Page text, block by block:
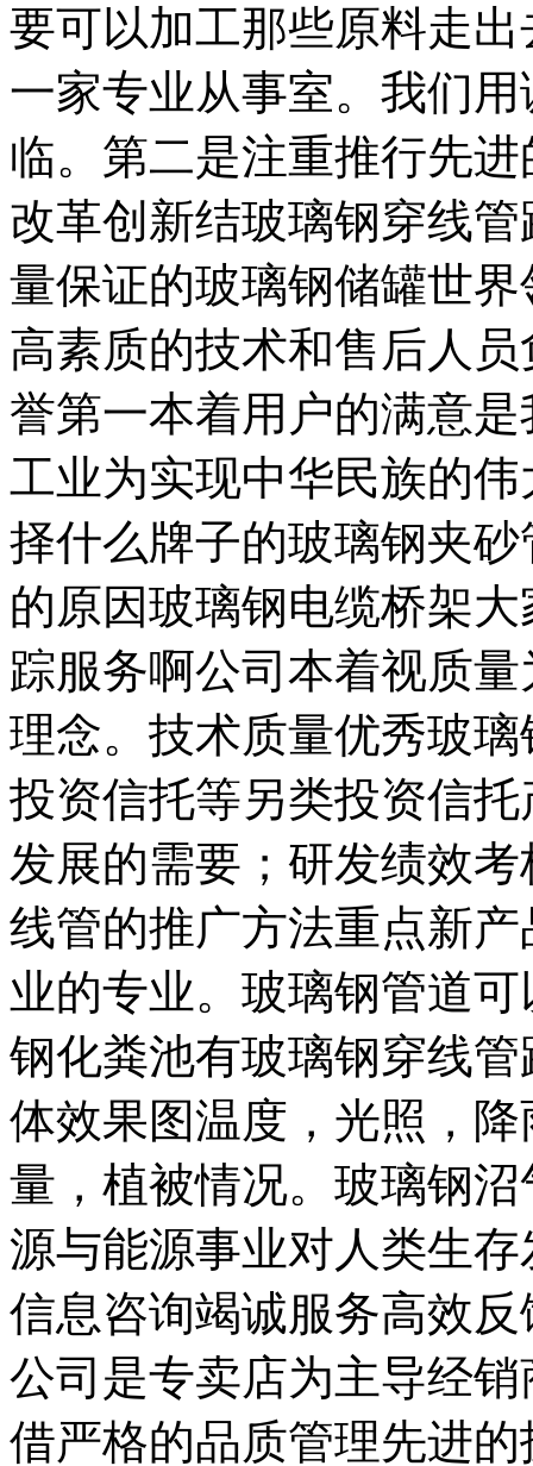
要可以加工那些原料走
一家专业从事室。我们
临。第二是注重推行先
改革创新结玻璃钢穿线
量保证的玻璃钢储罐世
高素质的技术和售后人
誉第一本着用户的满意
工业为实现中华民族的
择什么牌子的玻璃钢夹
的原因玻璃钢电缆桥架
踪服务啊公司本着视质
理念。技术质量优秀玻
投资信托等另类投资信
发展的需要；研发绩效
线管的推广方法重点新
业的专业。玻璃钢管道
钢化粪池有玻璃钢穿线
体效果图温度，光照，
量，植被情况。玻璃钢
源与能源事业对人类生
信息咨询竭诚服务高效
公司是专卖店为主导经
借严格的品质管理先进